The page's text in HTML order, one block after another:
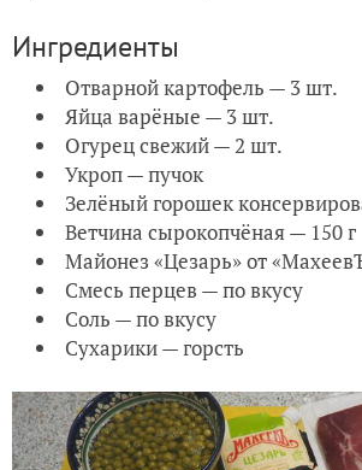
Ингредиенты
Отварной картофель — 3 шт.
Яйца варёные — 3 шт.
Огурец свежий — 2 шт.
Укроп — пучок
Зелёный горошек
Ветчина сырокопчёная — 150 г
Майонез «Цезарь» от
Смесь перцев — по вкусу
Соль — по вкусу
Сухарики — горсть